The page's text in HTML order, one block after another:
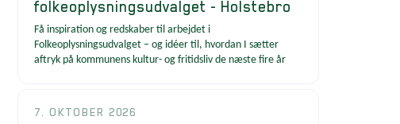
folkeoplysningsudvalget - Holstebro
Få inspiration og redskaber til arbejdet i
Folkeoplysningsudvalget – og idéer til, hvordan I sætter
aftryk på kommunens kultur- og fritidsliv de næste fire år
7. OKTOBER 2026